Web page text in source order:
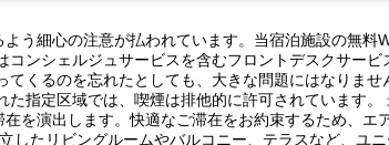
う細心の注意が払われています。当宿泊施設の無料
ンシェルジュサービスを含むフロントデスクサービ
くるのを忘れたとしても、大きな問題にはなりま
指定区域では、喫煙は排他的に許可されています
を演出します。快適なご滞在をお約束するため、エ
したリビングルームやバルコニー、テラスなど、ユ